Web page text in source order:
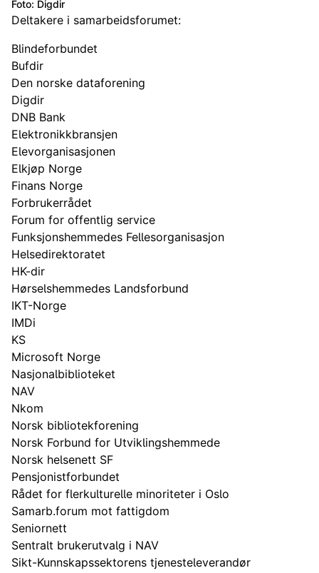
Foto: Digdir
Deltakere i samarbeidsforumet:
Blindeforbundet
Bufdir
Den norske dataforening
Digdir
DNB Bank
Elektronikkbransjen
Elevorganisasjonen
Elkjøp Norge
Finans Norge
Forbrukerrådet
Forum for offentlig service
Funksjonshemmedes Fellesorganisasjon
Helsedirektoratet
HK-dir
Hørselshemmedes Landsforbund
IKT-Norge
IMDi
KS
Microsoft Norge
Nasjonalbiblioteket
NAV
Nkom
Norsk bibliotekforening
Norsk Forbund for Utviklingshemmede
Norsk helsenett SF
Pensjonistforbundet
Rådet for flerkulturelle minoriteter i Oslo
Samarb.forum mot fattigdom
Seniornett
Sentralt brukerutvalg i NAV
Sikt-Kunnskapssektorens tjenesteleverandør